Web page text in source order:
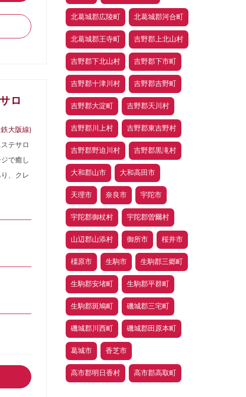
ロ
大阪線)
テサロ
で癒し
、クレ
北葛城郡広陵町 北葛城郡河合町
北葛城郡王寺町 吉野郡上北山村
吉野郡下北山村 吉野郡下市町
吉野郡十津川村 吉野郡吉野町
吉野郡大淀町 吉野郡天川村
吉野郡川上村 吉野郡東吉野村
吉野郡野迫川村 吉野郡黒滝村
大和郡山市 大和高田市
天理市 奈良市 宇陀市
宇陀郡御杖村 宇陀郡曽爾村
山辺郡山添村 御所市 桜井市
橿原市 生駒市 生駒郡三郷町
生駒郡安堵町 生駒郡平群町
生駒郡斑鳩町 磯城郡三宅町
磯城郡川西町 磯城郡田原本町
葛城市 香芝市
高市郡明日香村 高市郡高取町